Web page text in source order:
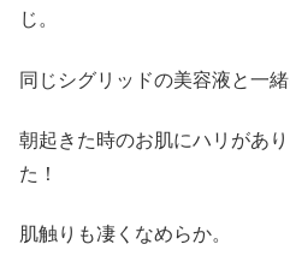
じ。
同じシグリッドの美容液と一
朝起きた時のお肌にハリがあ
た！
肌触りも凄くなめらか。